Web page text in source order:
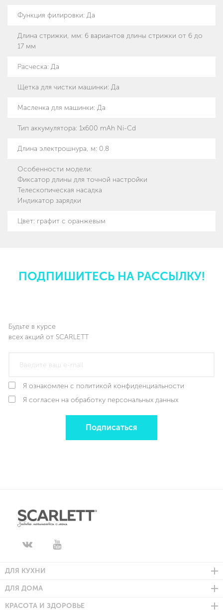
Функция филировки: Да
Длина стрижки, мм: 6 вариантов длины стрижки от 6 до
17 мм
Расческа: Да
Щетка для чистки машинки: Да
Масленка для машинки: Да
Тип аккумулятора: 1x600 mAh Ni-Cd
Длина электрошнура, м: 0.8
Особенности модели:
Фиксатор длины для точной настройки
Телескопическая насадка
Индикатор зарядки
Цвет: графит с оранжевым
ПОДПИШИТЕСЬ НА РАССЫЛКУ!
Будьте в курсе
всех акций от SCARLETT
Я ознакомлен с политикой конфиденциальности
Я согласен на обработку персональных данных
Подписаться
ДЛЯ КУХНИ
ДЛЯ ДОМА
КРАСОТА И ЗДОРОВЬЕ